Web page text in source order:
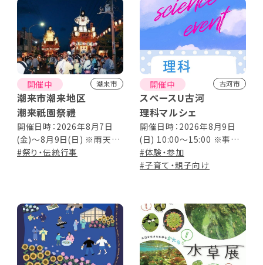
開催中 潮来市
潮来市潮来地区
潮来祇園祭禮
開催日時：2026年8月7日
(金)～8月9日(日) ※雨天決
行 8:00～22:00
#祭り・伝統行事
開催中 古河市
スペースU古河
理科マルシェ
開催日時：2026年8月9日
(日) 10:00～15:00 ※事前
申込不要
#体験・参加
#子育て・親子向け